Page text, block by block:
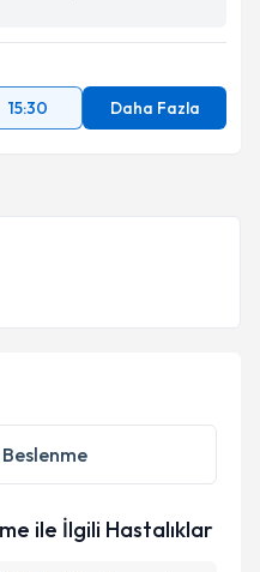
15:30 Daha Fazla
Beslenme
ile İlgili Hastalıklar